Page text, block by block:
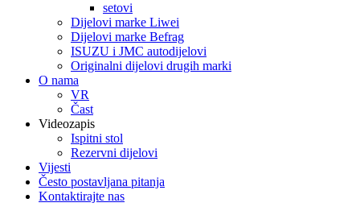
setovi
Dijelovi marke Liwei
Dijelovi marke Befrag
ISUZU i JMC autodijelovi
Originalni dijelovi drugih marki
O nama
VR
Čast
Videozapis
Ispitni stol
Rezervni dijelovi
Vijesti
Često postavljana pitanja
Kontaktirajte nas